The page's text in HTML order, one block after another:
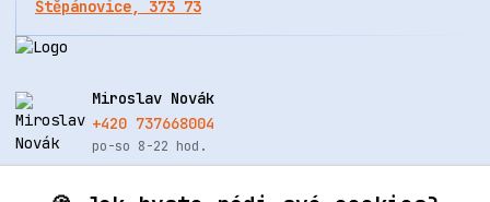
Štěpánovice, 373 73
Miroslav Novák
+420 737668004
po-so 8-22 hod.
info@renovacekuze.cz